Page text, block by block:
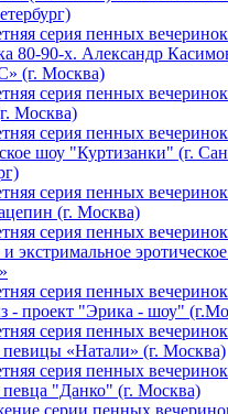
серия пенных
80-90-х. Александр
(г. Москва)
серия пенных
Москва)
серия пенных
шоу "Куртизанки" (г.
серия пенных
(г. Москва)
серия пенных
экстримальное
серия пенных
- проект "Эрика - шоу"
серия пенных
«Натали» (г. Москва)
серия пенных
"Данко" (г. Москва)
серии пенных